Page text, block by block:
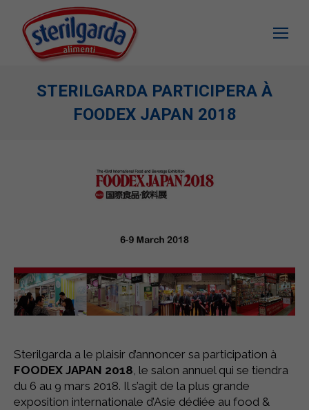
STERILGARDA PARTICIPERA À
FOODEX JAPAN 2018
Sterilgarda a le plaisir d’annoncer sa participation à
FOODEX JAPAN 2018, le salon annuel qui se tiendra
du 6 au 9 mars 2018. Il s’agit de la plus grande
exposition internationale d’Asie dédiée au food &